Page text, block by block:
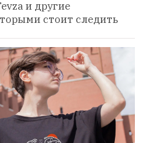
и другие
стоит следить